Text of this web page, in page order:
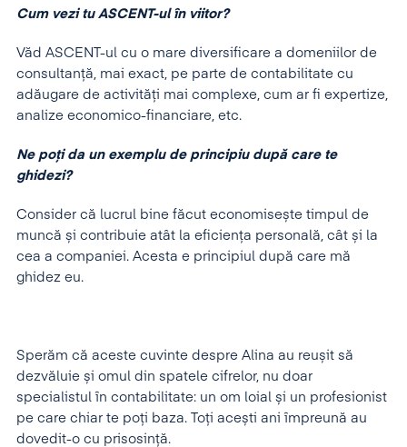
Cum vezi tu ASCENT-ul în viitor?
Văd ASCENT-ul cu o mare diversificare a domeniilor de
consultanță, mai exact, pe parte de contabilitate cu
adăugare de activități mai complexe, cum ar fi expertize,
analize economico-financiare, etc.
Ne poți da un exemplu de principiu după care te
ghidezi?
Consider că lucrul bine făcut economisește timpul de
muncă și contribuie atât la eficiența personală, cât și la
cea a companiei. Acesta e principiul după care mă
ghidez eu.
Sperăm că aceste cuvinte despre Alina au reușit să
dezvăluie și omul din spatele cifrelor, nu doar
specialistul în contabilitate: un om loial și un profesionist
pe care chiar te poți baza. Toți acești ani împreună au
dovedit-o cu prisosință.